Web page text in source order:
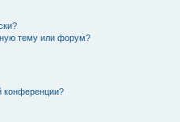
тему или форум?
конференции?